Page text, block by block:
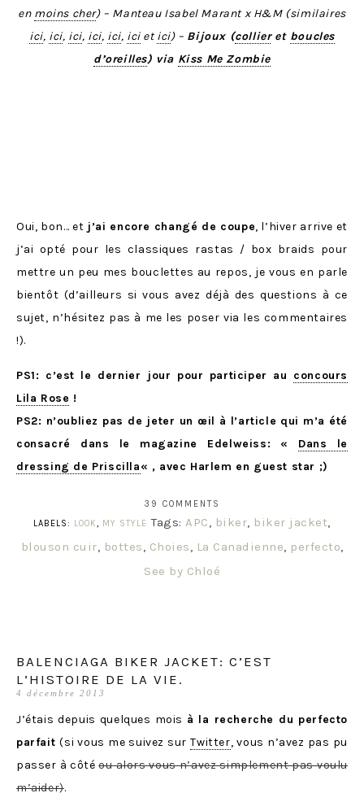
en moins cher) – Manteau Isabel Marant x H&M (similaires
ici, ici, ici, ici, ici, icietici) – Bijoux (collieret boucles
d’oreilles) via Kiss Me Zombie
Oui, bon… et j’ai encore changé de coupe, l’hiver arrive et
j’ai opté pour les classiques rastas / box braids pour
mettre un peu mes bouclettes au repos, je vous en parle
bientôt (d’ailleurs si vous avez déjà des questions à ce
sujet, n’hésitez pas à me les poser via les commentaires
!).
PS1: c’est le dernier jour pour participer au concours
Lila Rose !
PS2: n’oubliez pas de jeter un œil à l’article qui m’a été
consacré dans le magazine Edelweiss: « Dans le
dressing de Priscilla« , avec Harlem en guest star ;)
39 COMMENTS
LABELS: LOOK, MY STYLE Tags:APC, biker, biker jacket,
blouson cuir, bottes, Choies, La Canadienne, perfecto,
See by Chloé
BALENCIAGA BIKER JACKET: C’EST
L’HISTOIRE DE LA VIE.
4 décembre 2013
J’étais depuis quelques mois à la recherche du perfecto
parfait(si vous me suivez surTwitter, vous n’avez pas pu
passer à côtéou alors vous n’avez simplement pas voulu
m’aider).